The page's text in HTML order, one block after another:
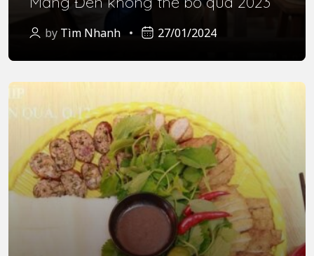
by Tìm Nhanh 27/01/2024